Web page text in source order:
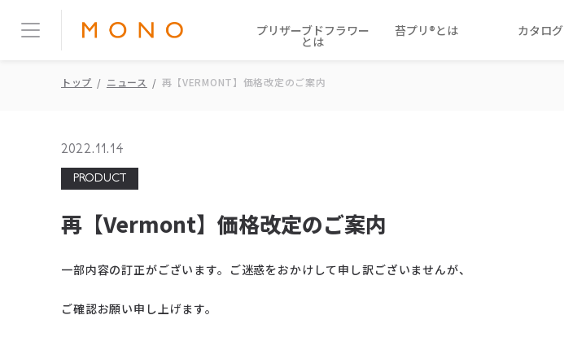
プリザーブドフラワー
とは
苔プリ®とは カタログ
トップ ニュース 再【VERMONT】価格改定のご案内
2022.11.14
PRODUCT
再【Vermont】価格改定のご案内
一部内容の訂正がございます。ご迷惑をおかけして申し訳ございませんが、
ご確認お願い申し上げます。